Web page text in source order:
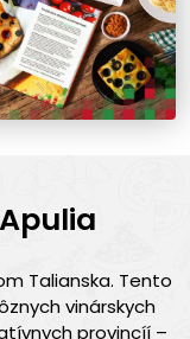
Talianska. Tento
vinárskych
provincíí –